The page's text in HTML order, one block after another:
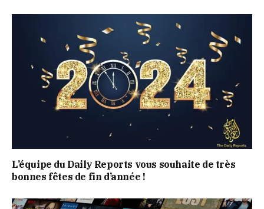
L’équipe du Daily Reports vous souhaite de très
bonnes fêtes de fin d’année !